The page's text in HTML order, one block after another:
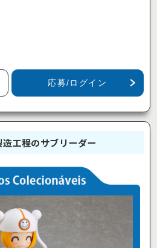
応募/ログイン
工程のサブリーダー